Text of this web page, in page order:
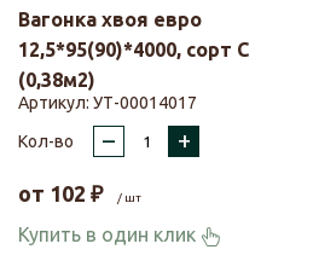
Вагонка хвоя евро
12,5*95(90)*4000, сорт С
(0,38м2)
Артикул: УТ-00014017
Кол-во
– +
от 102 ₽ / шт
Купить в один клик